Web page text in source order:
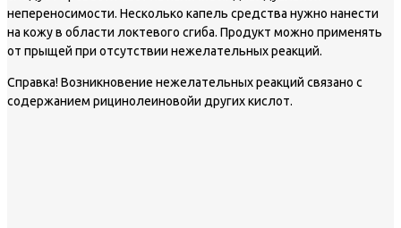
непереносимости. Несколько капель средства нужно нанести
на кожу в области локтевого сгиба. Продукт можно применять
от прыщей при отсутствии нежелательных реакций.
Справка!Возникновение нежелательных реакций связано с
содержанием рицинолеиновойи других кислот.